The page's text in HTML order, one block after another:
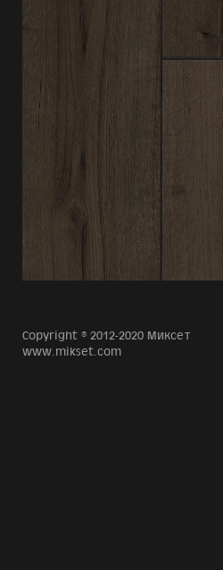
Copyright © 2012-2020 Миксет
www.mikset.com